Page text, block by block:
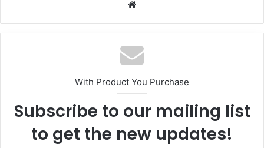
Website
With Product You Purchase
Subscribe to our mailing list
to get the new updates!